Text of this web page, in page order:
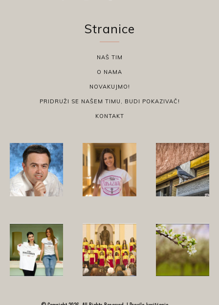
Stranice
NAŠ TIM
O NAMA
NOVAKUJMO!
PRIDRUŽI SE NAŠEM TIMU, BUDI POKAZIVAČ!
KONTAKT